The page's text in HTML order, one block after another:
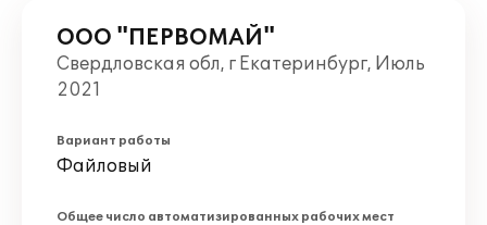
ООО "ПЕРВОМАЙ"
Свердловская обл, г Екатеринбург, Июль
2021
Вариант работы
Файловый
Общее число автоматизированных рабочих мест